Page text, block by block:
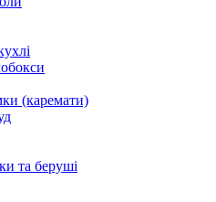
(каремати)
та беруші